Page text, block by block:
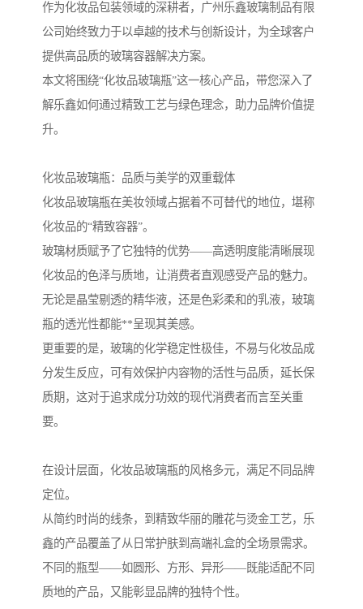
作为化妆品包装领域的深耕者，广州乐鑫玻璃制品有限
公司始终致力于以卓越的技术与创新设计，为全球客户
提供高品质的玻璃容器解决方案。
本文将围绕“化妆品玻璃瓶”这一核心产品，带您深入了
解乐鑫如何通过精致工艺与绿色理念，助力品牌价值提
升。
化妆品玻璃瓶：品质与美学的双重载体
化妆品玻璃瓶在美妆领域占据着不可替代的地位，堪称
化妆品的“精致容器”。
玻璃材质赋予了它独特的优势——高透明度能清晰展现
化妆品的色泽与质地，让消费者直观感受产品的魅力。
无论是晶莹剔透的精华液，还是色彩柔和的乳液，玻璃
瓶的透光性都能**呈现其美感。
更重要的是，玻璃的化学稳定性极佳，不易与化妆品成
分发生反应，可有效保护内容物的活性与品质，延长保
质期，这对于追求成分功效的现代消费者而言至关重
要。
在设计层面，化妆品玻璃瓶的风格多元，满足不同品牌
定位。
从简约时尚的线条，到精致华丽的雕花与烫金工艺，乐
鑫的产品覆盖了从日常护肤到高端礼盒的全场景需求。
不同的瓶型——如圆形、方形、异形——既能适配不同
质地的产品，又能彰显品牌的独特个性。